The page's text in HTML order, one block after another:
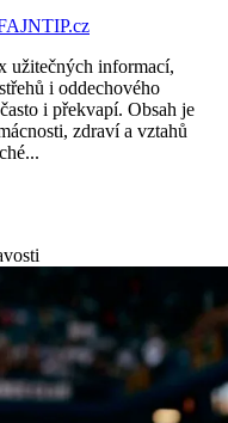
užitečných informací,
i oddechového
i překvapí. Obsah je
zdraví a vztahů